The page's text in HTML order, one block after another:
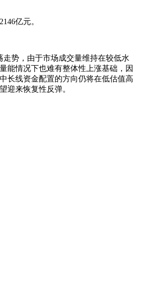
亿元。
势，由于市场成交量维持在较低水
能情况下也难有整体性上涨基础，因
长线资金配置的方向仍将在低估值高
迎来恢复性反弹。